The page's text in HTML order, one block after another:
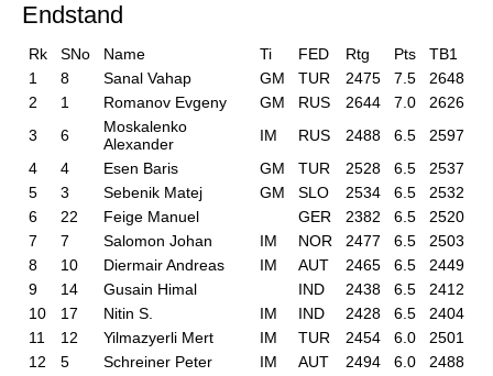
Endstand
Rk SNo Name Ti FED Rtg Pts
TB1
1
8 Sanal Vahap GM TUR 2475 7.5
2648
2
1 Romanov Evgeny GM RUS 2644 7.0
2626
3
6
Moskalenko
Alexander
IM RUS 2488 6.5
2597
4
4 Esen Baris GM TUR 2528 6.5
2537
5
3 Sebenik Matej GM SLO 2534 6.5
2532
6
22 Feige Manuel GER 2382 6.5
2520
7
7 Salomon Johan IM NOR 2477 6.5
2503
8
10 Diermair Andreas IM AUT 2465 6.5
2449
9
14 Gusain Himal IND 2438 6.5
2412
10
17 Nitin S. IM IND 2428 6.5
2404
11
12 Yilmazyerli Mert IM TUR 2454 6.0
2501
12
5 Schreiner Peter IM AUT 2494 6.0
2488